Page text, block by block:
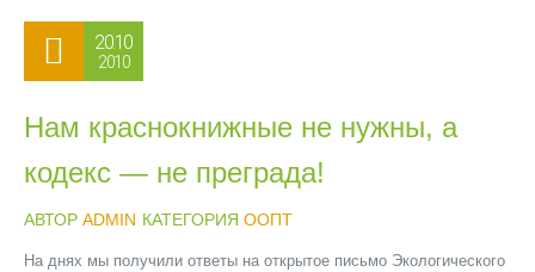
20.10
2010
Нам краснокнижные не нужны, а
кодекс — не преграда!
АВТОР ADMIN КАТЕГОРИЯ ООПТ
На днях мы получили ответы на открытое письмо Экологического